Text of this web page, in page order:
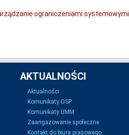
ograniczeniami systemowymi
AKTUALNOŚCI
Aktualności
Komunikaty OSP
Komunikaty UMM
Zaangażowanie społeczne
Kontakt do biura prasowego